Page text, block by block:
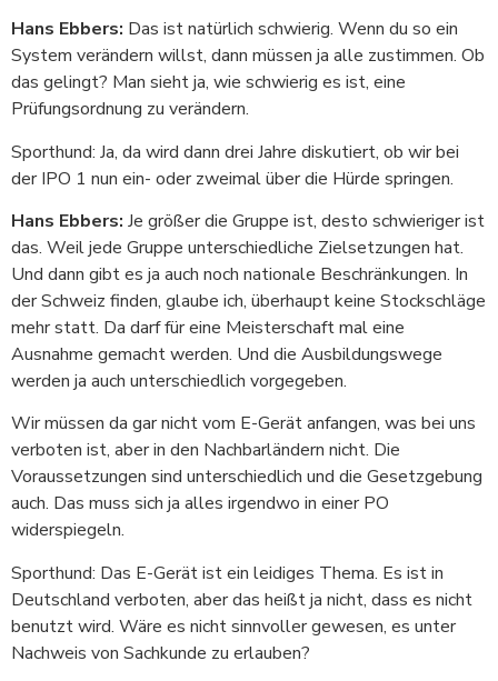
Hans Ebbers: Das ist natürlich schwierig. Wenn du so ein
System verändern willst, dann müssen ja alle zustimmen. Ob
das gelingt? Man sieht ja, wie schwierig es ist, eine
Prüfungsordnung zu verändern.
Sporthund: Ja, da wird dann drei Jahre diskutiert, ob wir bei
der IPO 1 nun ein- oder zweimal über die Hürde springen.
Hans Ebbers: Je größer die Gruppe ist, desto schwieriger ist
das. Weil jede Gruppe unterschiedliche Zielsetzungen hat.
Und dann gibt es ja auch noch nationale Beschränkungen. In
der Schweiz finden, glaube ich, überhaupt keine Stockschläge
mehr statt. Da darf für eine Meisterschaft mal eine
Ausnahme gemacht werden. Und die Ausbildungswege
werden ja auch unterschiedlich vorgegeben.
Wir müssen da gar nicht vom E-Gerät anfangen, was bei uns
verboten ist, aber in den Nachbarländern nicht. Die
Voraussetzungen sind unterschiedlich und die Gesetzgebung
auch. Das muss sich ja alles irgendwo in einer PO
widerspiegeln.
Sporthund: Das E-Gerät ist ein leidiges Thema. Es ist in
Deutschland verboten, aber das heißt ja nicht, dass es nicht
benutzt wird. Wäre es nicht sinnvoller gewesen, es unter
Nachweis von Sachkunde zu erlauben?